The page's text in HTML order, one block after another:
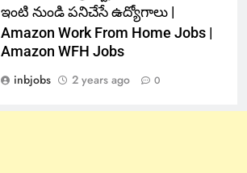
ఇంటి నుండి పనిచేసే ఉద్యోగాలు |
Amazon Work From Home Jobs |
Amazon WFH Jobs
inbjobs
2 years ago 0